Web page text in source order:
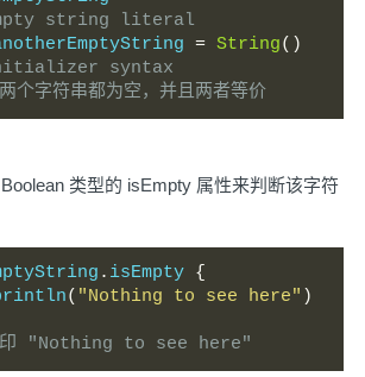
string literal
= String()
syntax
字符串都为空，并且两者等价
类型的 isEmpty 属性来判断该字符
. isEmpty {
println
( "Nothing to see here" )
"Nothing to see here"